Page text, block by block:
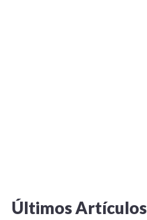
Últimos Artículos